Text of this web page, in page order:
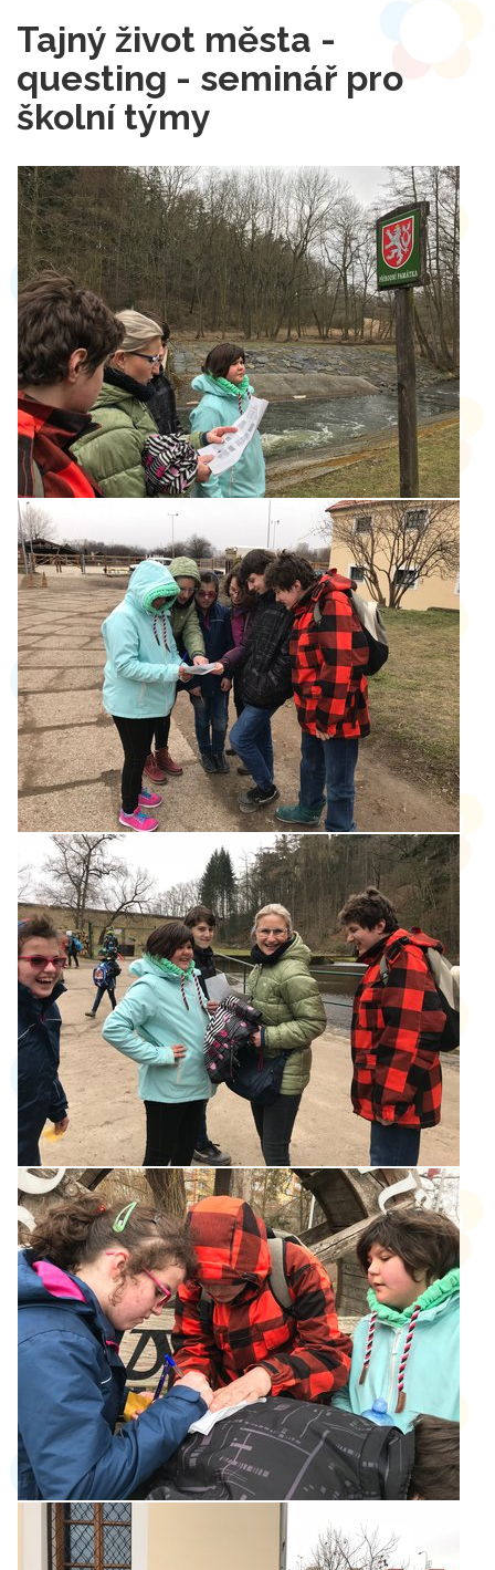
Tajný život města -
questing - seminář pro
školní týmy